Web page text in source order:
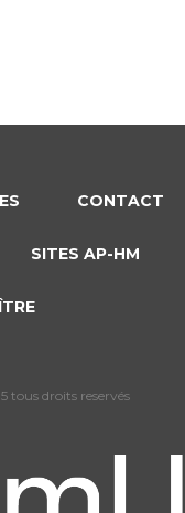
CONTACT
SITES AP-HM
tous droits reservés